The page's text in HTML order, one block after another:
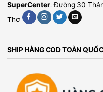
SuperCenter: Đường 30
Thơ
SHIP HÀNG COD TOÀN QUỐC